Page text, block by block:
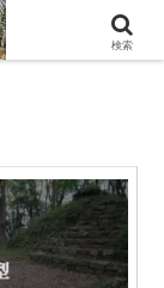
検索